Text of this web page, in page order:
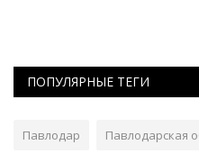
ПОПУЛЯРНЫЕ ТЕГИ
Павлодар Павлодарская